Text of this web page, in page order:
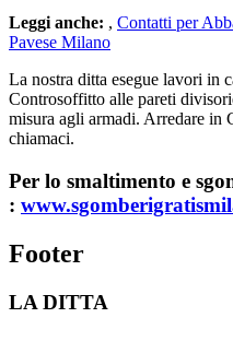
Leggi anche: , Contatti per
Pavese Milano
La nostra ditta esegue lavori in
Controsoffitto alle pareti
misura agli armadi. Arredare in
chiamaci.
Per lo smaltimento e
:
Footer
LA DITTA